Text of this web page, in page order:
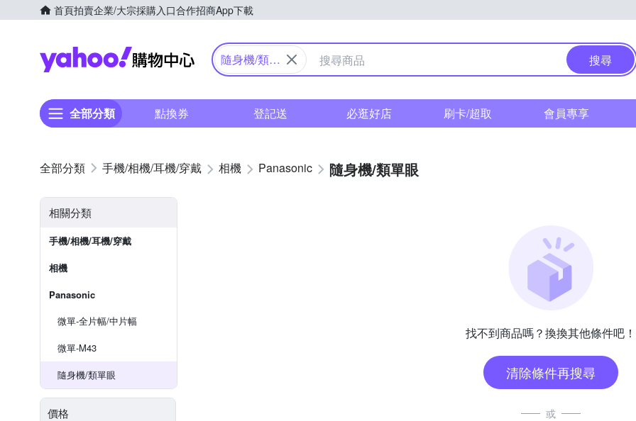
首頁拍賣企業/大宗採購入口合作招商App下載
Yahoo購物中心
隨身機/類單
搜尋
全部分類 點換券 登記送 必逛好店 刷卡/超取 會員專享
手機/相機/耳機/穿戴 相機 Panasonic 隨身機/類單眼
相關分類
手機/相機/耳機/穿戴
相機
Panasonic
微單-全片幅/中片幅
微單-M43
隨身機/類單眼
價格
找不到商品嗎？換換其他條件吧！
清除條件再搜尋
或